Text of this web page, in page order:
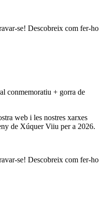
se! Descobreix com fer-ho
conmemoratiu + gorra de
web i les nostres xarxes
de Xúquer Viiu per a 2026.
se! Descobreix com fer-ho